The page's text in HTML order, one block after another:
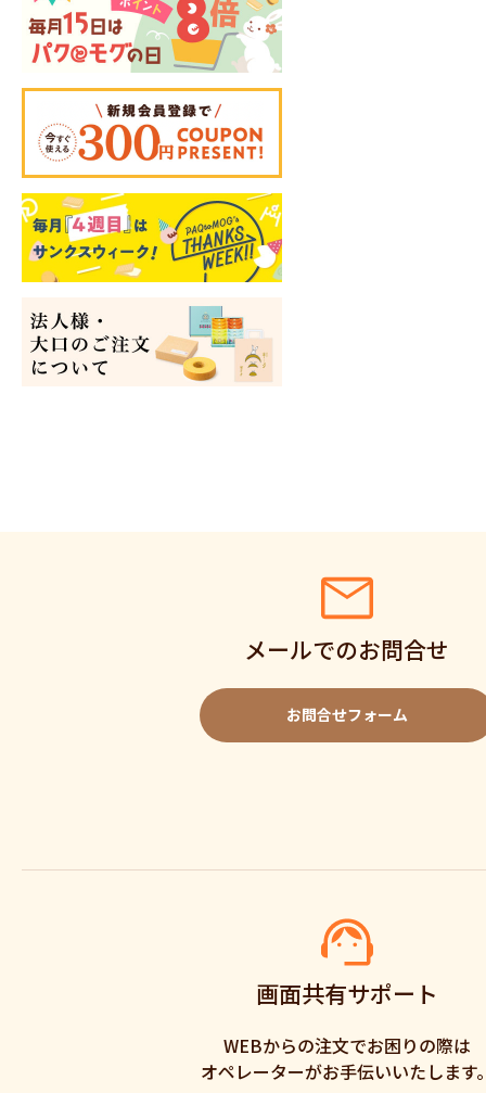
メールでのお問合せ
お問合せフォーム
画面共有サポート
WEBからの注文でお困りの際は
オペレーターがお手伝いいたします